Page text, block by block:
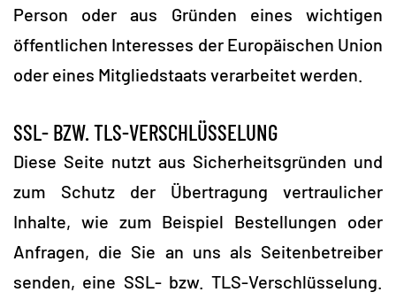
Person oder aus Gründen eines wichtigen
öffentlichen Interesses der Europäischen Union
oder eines Mitgliedstaats verarbeitet werden.
SSL- BZW. TLS-VERSCHLÜSSELUNG
Diese Seite nutzt aus Sicherheitsgründen und
zum Schutz der Übertragung vertraulicher
Inhalte, wie zum Beispiel Bestellungen oder
Anfragen, die Sie an uns als Seitenbetreiber
senden, eine SSL- bzw. TLS-Verschlüsselung.